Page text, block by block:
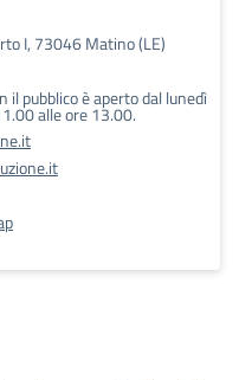
I, 73046 Matino (LE)
il pubblico è aperto dal lunedì
alle ore 13.00.